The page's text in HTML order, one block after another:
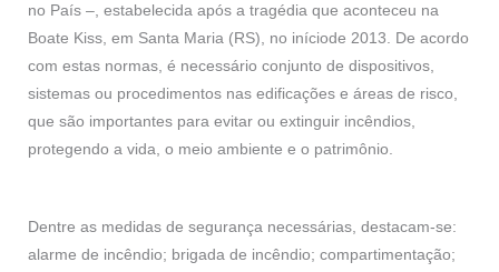
no País –, estabelecida após a tragédia que aconteceu na
Boate Kiss, em Santa Maria (RS), no iníciode 2013. De acordo
com estas normas, é necessário conjunto de dispositivos,
sistemas ou procedimentos nas edificações e áreas de risco,
que são importantes para evitar ou extinguir incêndios,
protegendo a vida, o meio ambiente e o patrimônio.
Dentre as medidas de segurança necessárias, destacam-se:
alarme de incêndio; brigada de incêndio; compartimentação;